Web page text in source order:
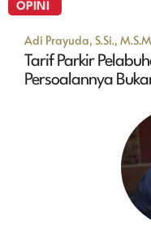
OPINI
Adi Prayuda, S.Si.,
Tarif Parkir
Persoalannya